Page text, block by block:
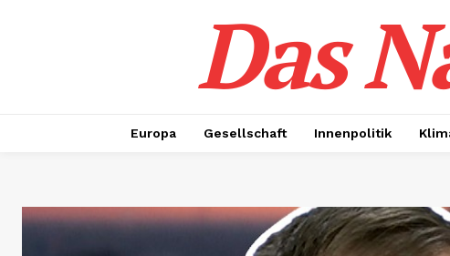
Das
Europa Gesellschaft Innenpolitik